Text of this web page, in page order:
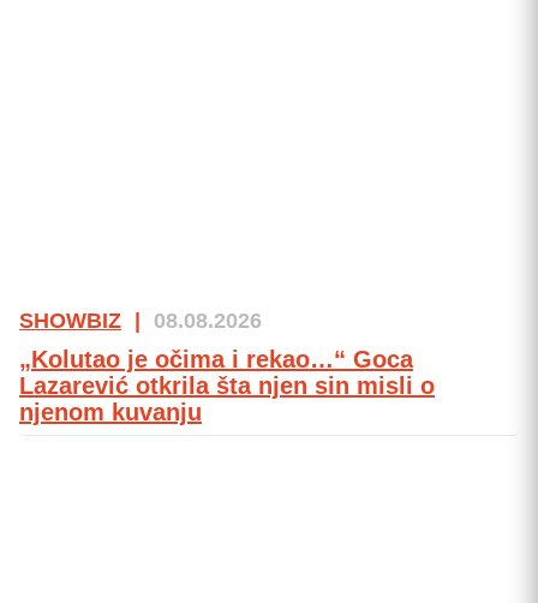
SHOWBIZ | 08.08.2026
„Kolutao je očima i rekao…“ Goca
Lazarević otkrila šta njen sin misli o
njenom kuvanju